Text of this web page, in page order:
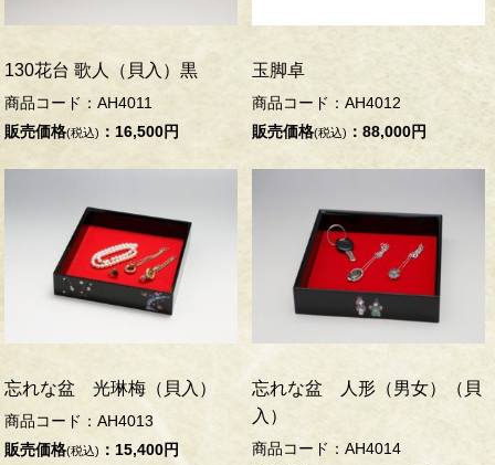
130花台 歌人（貝入）黒
商品コード：AH4011
販売価格(税込) ：16,500円
玉脚卓
商品コード：AH4012
販売価格(税込) ：88,000円
忘れな盆 光琳梅（貝入）
商品コード：AH4013
販売価格(税込) ：15,400円
忘れな盆 人形（男女）（貝
入）
商品コード：AH4014